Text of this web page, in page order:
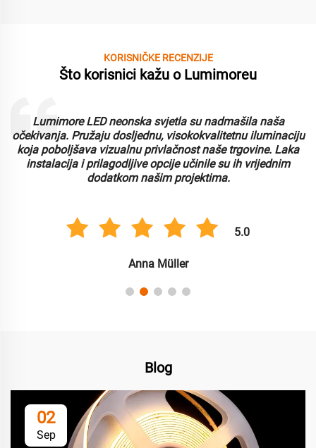
KORISNIČKE RECENZIJE
Što korisnici kažu o Lumimoreu
Lumimore LED neonska svjetla su nadmašila naša
očekivanja. Pružaju dosljednu, visokokvalitetnu iluminaciju
koja poboljšava vizualnu privlačnost naše trgovine. Laka
instalacija i prilagodljive opcije učinile su ih vrijednim
dodatkom našim projektima.
5.0
Anna Müller
Blog
02
Sep